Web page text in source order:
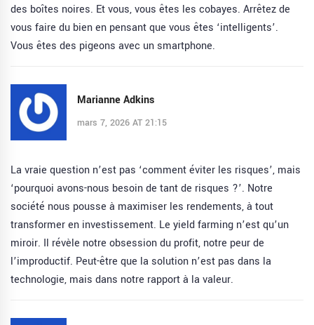
des boîtes noires. Et vous, vous êtes les cobayes. Arrêtez de
vous faire du bien en pensant que vous êtes ‘intelligents’.
Vous êtes des pigeons avec un smartphone.
Marianne Adkins
mars 7, 2026 AT 21:15
La vraie question n’est pas ‘comment éviter les risques’, mais
‘pourquoi avons-nous besoin de tant de risques ?’. Notre
société nous pousse à maximiser les rendements, à tout
transformer en investissement. Le yield farming n’est qu’un
miroir. Il révèle notre obsession du profit, notre peur de
l’improductif. Peut-être que la solution n’est pas dans la
technologie, mais dans notre rapport à la valeur.